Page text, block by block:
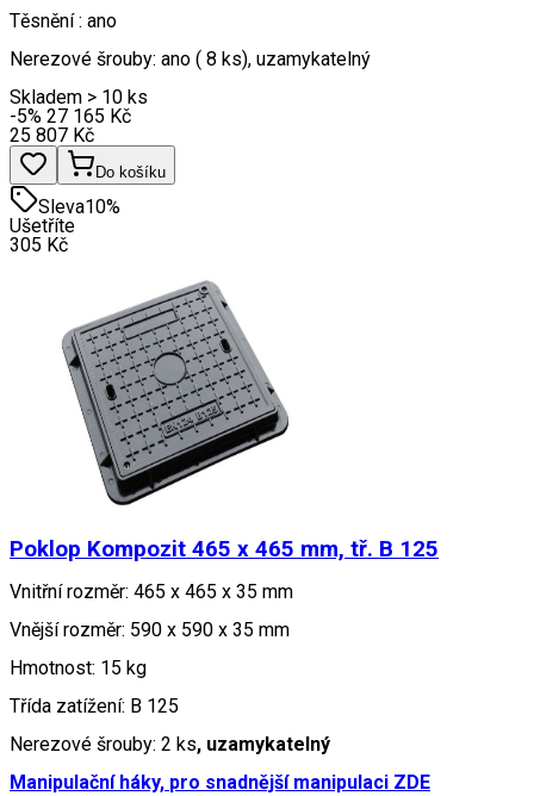
Těsnění : ano
Nerezové šrouby: ano ( 8 ks), uzamykatelný
Skladem > 10 ks
-5% 27 165 Kč
25 807 Kč
Do košíku
Sleva10%
Ušetříte
305 Kč
Poklop Kompozit 465 x 465 mm, tř. B 125
Vnitřní rozměr: 465 x 465 x 35 mm
Vnější rozměr: 590 x 590 x 35 mm
Hmotnost: 15 kg
Třída zatížení: B 125
Nerezové šrouby: 2 ks, uzamykatelný
Manipulační háky, pro snadnější manipulaci ZDE